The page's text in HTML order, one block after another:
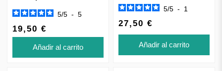
5/5 - 5
19,50 €
Añadir al carrito
5/5 - 1
27,50 €
Añadir al carrito